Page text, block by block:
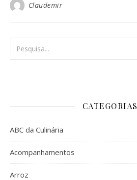
Claudemir
CATEGORIAS
ABC da Culinária
Acompanhamentos
Arroz